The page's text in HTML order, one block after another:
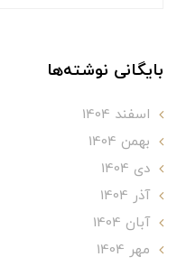
بایگانی نوشته‌ها
اسفند 1404
بهمن 1404
دی 1404
آذر 1404
آبان 1404
مهر 1404